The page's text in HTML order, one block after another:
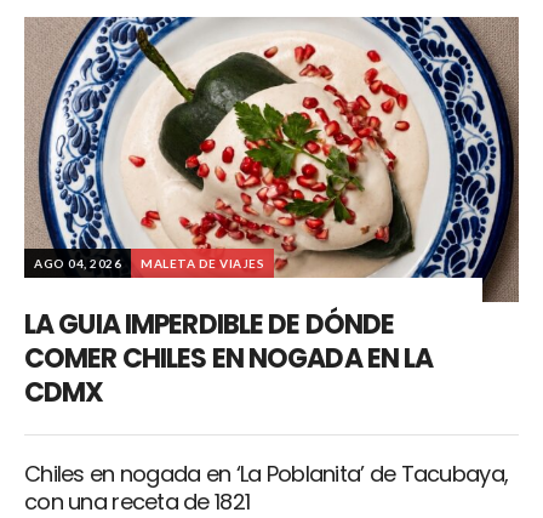
AGO 04, 2026 MALETA DE VIAJES
LA GUIA IMPERDIBLE DE DÓNDE
COMER CHILES EN NOGADA EN LA
CDMX
Chiles en nogada en ‘La Poblanita’ de Tacubaya,
con una receta de 1821